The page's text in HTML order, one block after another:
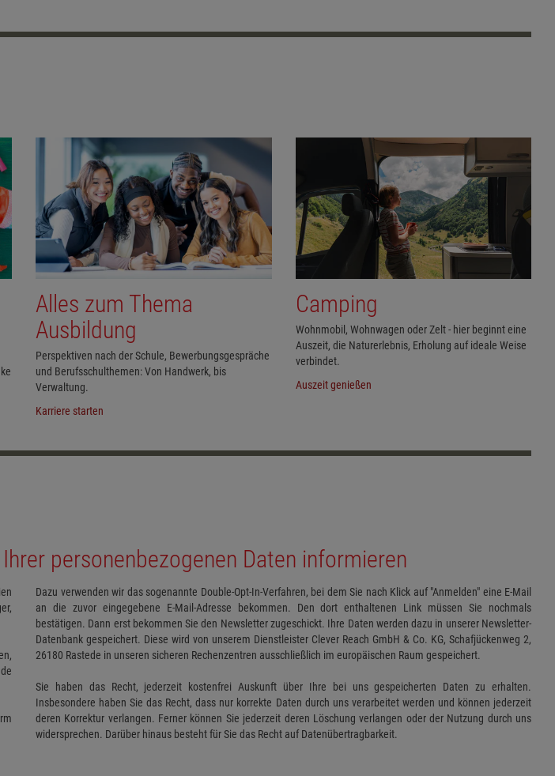
Alles zum Thema
Ausbildung
Perspektiven nach der Schule, Bewerbungsgespräche
und Berufsschulthemen: Von Handwerk, bis
Verwaltung.
Karriere starten
Camping
Wohnmobil, Wohnwagen oder Zelt - hier beginnt eine
Auszeit, die Naturerlebnis, Erholung auf ideale Weise
verbindet.
Auszeit genießen
personenbezogenen Daten informieren
Dazu verwenden wir das sogenannte Double-Opt-In-Verfahren, bei dem Sie nach Klick auf "Anmelden" eine E-Mail
an die zuvor eingegebene E-Mail-Adresse bekommen. Den dort enthaltenen Link müssen Sie nochmals
bestätigen. Dann erst bekommen Sie den Newsletter zugeschickt. Ihre Daten werden dazu in unserer Newsletter-
Datenbank gespeichert. Diese wird von unserem Dienstleister Clever Reach GmbH & Co. KG, Schafjückenweg 2,
26180 Rastede in unseren sicheren Rechenzentren ausschließlich im europäischen Raum gespeichert.
Sie haben das Recht, jederzeit kostenfrei Auskunft über Ihre bei uns gespeicherten Daten zu erhalten.
Insbesondere haben Sie das Recht, dass nur korrekte Daten durch uns verarbeitet werden und können jederzeit
deren Korrektur verlangen. Ferner können Sie jederzeit deren Löschung verlangen oder der Nutzung durch uns
widersprechen. Darüber hinaus besteht für Sie das Recht auf Datenübertragbarkeit.